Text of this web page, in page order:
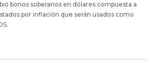
bonos soberanos en dólares compuesta a
por inflación que serán usados como